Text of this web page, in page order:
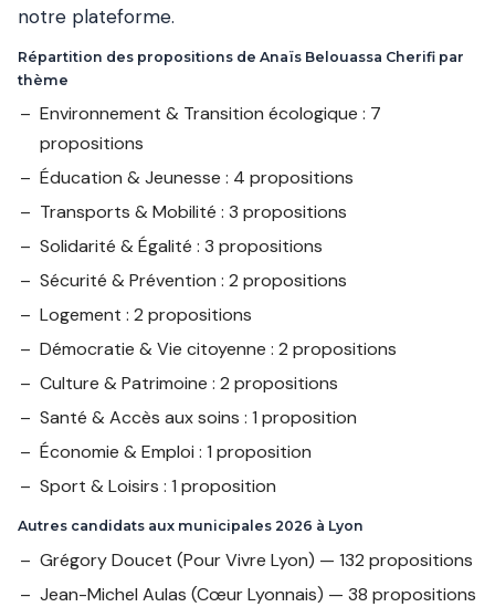
notre plateforme.
Répartition des propositions de Anaïs Belouassa Cherifi par
thème
Environnement & Transition écologique : 7
propositions
Éducation & Jeunesse : 4 propositions
Transports & Mobilité : 3 propositions
Solidarité & Égalité : 3 propositions
Sécurité & Prévention : 2 propositions
Logement : 2 propositions
Démocratie & Vie citoyenne : 2 propositions
Culture & Patrimoine : 2 propositions
Santé & Accès aux soins : 1 proposition
Économie & Emploi : 1 proposition
Sport & Loisirs : 1 proposition
Autres candidats aux municipales 2026 à Lyon
Grégory Doucet (Pour Vivre Lyon) — 132 propositions
Jean-Michel Aulas (Cœur Lyonnais) — 38 propositions